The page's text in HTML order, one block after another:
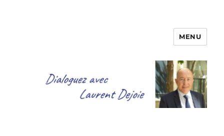
Dialoguez avec Laurent Dejoie
MENU